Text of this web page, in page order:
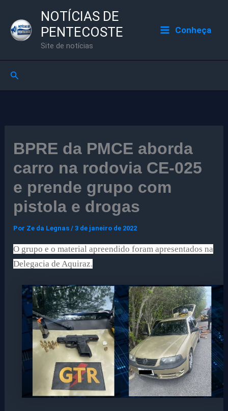
para
NOTÍCIAS DE
PENTECOSTE
Site de notícias
Conheça
Pesquisar
BPRE da PMCE aborda
carro na rodovia CE-025
e prende grupo com
pistola e drogas
Por Ze da Legnas/3 de janeiro de 2022
O grupo e o material apreendido foram apresentados na
Delegacia de Aquiraz.